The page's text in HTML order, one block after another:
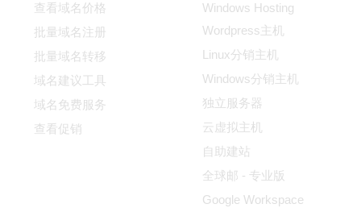
350 GB
5 TB
1
400 GB
6 TB
$ 60.00
查看域名价格
批量域名注册
批量域名转移
域名建议工具
域名免费服务
查看促销
Windows Hosting
Wordpress主机
Linux分销主机
Windows分销主机
独立服务器
云虚拟主机
自助建站
全球邮 - 专业版
Google Workspace